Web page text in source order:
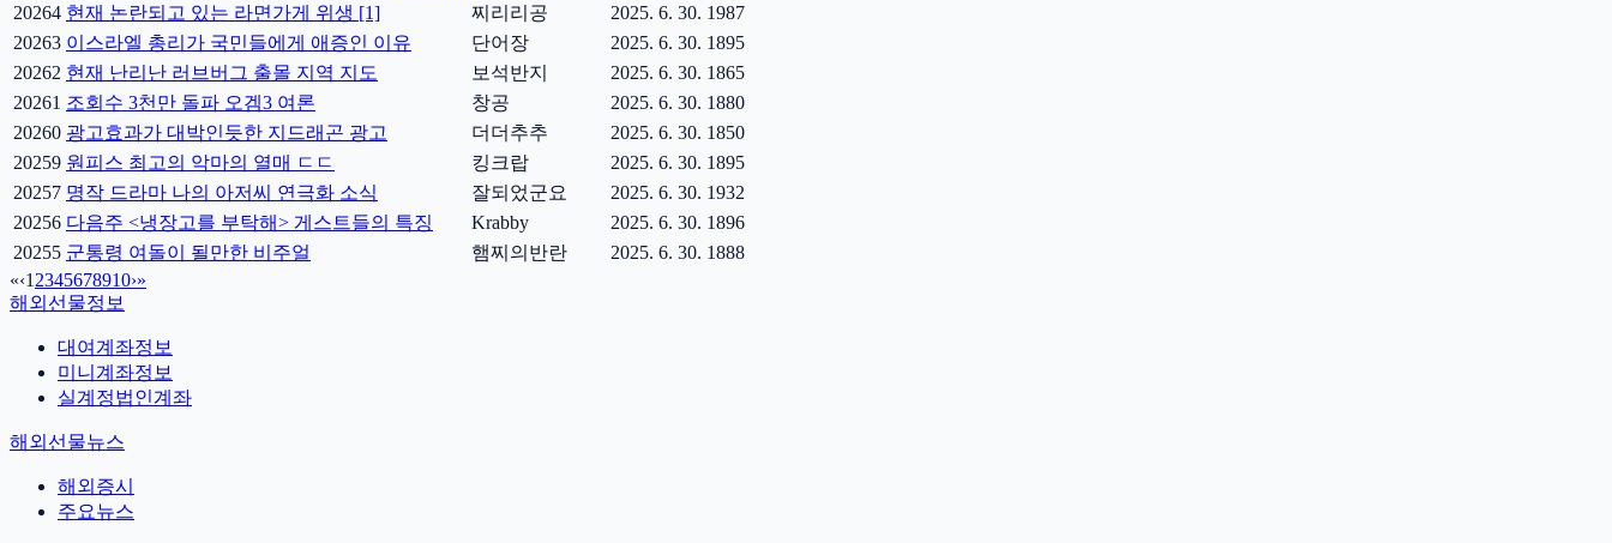
20264 현재 논란되고 있는 라면가게 위생 [1] 찌리리공 2025. 6. 30. 1987
20263 이스라엘 총리가 국민들에게 애증인 이유 단어장 2025. 6. 30. 1895
20262 현재 난리난 러브버그 출몰 지역 지도 보석반지 2025. 6. 30. 1865
20261 조회수 3천만 돌파 오겜3 여론 창공 2025. 6. 30. 1880
20260 광고효과가 대박인듯한 지드래곤 광고 더더추추 2025. 6. 30. 1850
20259 원피스 최고의 악마의 열매 ㄷㄷ 킹크랍 2025. 6. 30. 1895
20257 명작 드라마 나의 아저씨 연극화 소식 잘되었군요 2025. 6. 30. 1932
20256 다음주 <냉장고를 부탁해> 게스트들의 특징 Krabby 2025. 6. 30. 1896
20255 군통령 여돌이 될만한 비주얼 햄찌의반란 2025. 6. 30. 1888
«‹1 2345678910›»
해외선물정보
대여계좌정보
미니계좌정보
실계정법인계좌
해외선물뉴스
해외증시
주요뉴스